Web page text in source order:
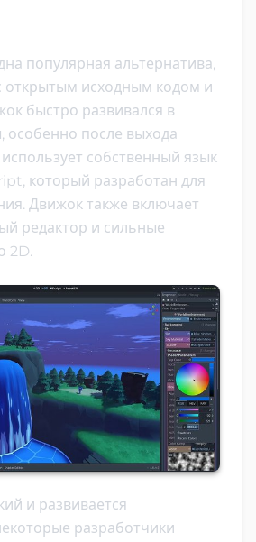
популярная альтернатива,
открытым исходным кодом и
быстро развивался в
особенно после выхода
собственный язык
который разработан для
Движок также включает
редактор и сильные
2D.
и развивается
разработчики